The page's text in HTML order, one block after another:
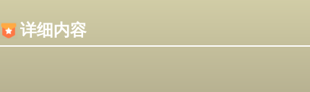
详细内容